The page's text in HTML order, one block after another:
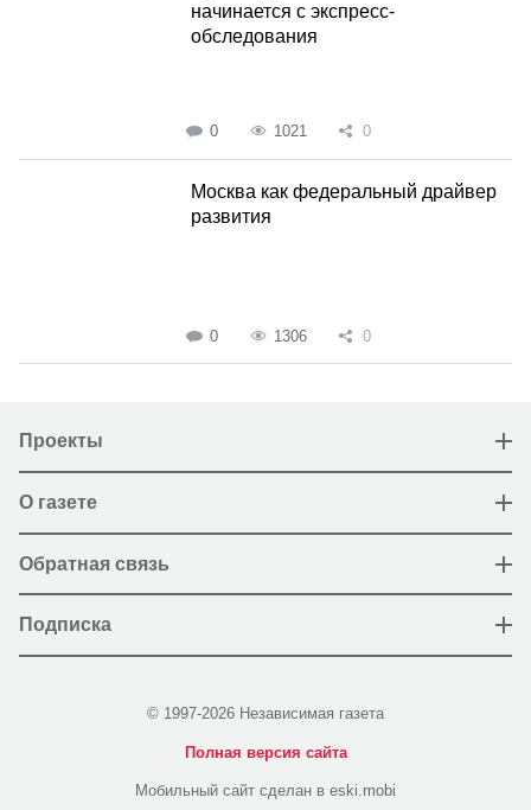
начинается с экспресс-
обследования
0 1021 0
Москва как федеральный драйвер
развития
0 1306 0
Проекты
О газете
Обратная связь
Подписка
© 1997-2026 Независимая газета
Полная версия сайта
Мобильный сайт сделан в eski.mobi